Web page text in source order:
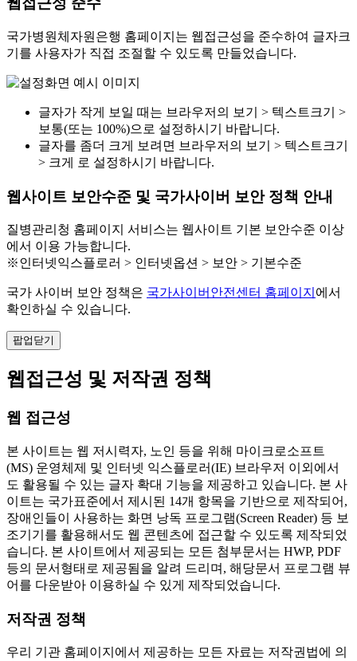
국가병원체자원은행 홈페이지는 웹접근성을 준수하여 글자크
기를 사용자가 직접 조절할 수 있도록 만들었습니다.
글자가 작게 보일 때는 브라우저의 보기 > 텍스트크기 >
보통(또는 100%)으로 설정하시기 바랍니다.
글자를 좀더 크게 보려면 브라우저의 보기 > 텍스트크기
> 크게 로 설정하시기 바랍니다.
웹사이트 보안수준 및 국가사이버 보안 정책 안내
질병관리청 홈페이지 서비스는 웹사이트 기본 보안수준 이상
에서 이용 가능합니다.
※인터넷익스플로러 > 인터넷옵션 > 보안 > 기본수준
국가 사이버 보안 정책은 국가사이버안전센터 홈페이지 에서
확인하실 수 있습니다.
팝업닫기
웹접근성 및 저작권 정책
웹 접근성
본 사이트는 웹 저시력자, 노인 등을 위해 마이크로소프트
(MS) 운영체제 및 인터넷 익스플로러(IE) 브라우저 이외에서
도 활용될 수 있는 글자 확대 기능을 제공하고 있습니다. 본 사
이트는 국가표준에서 제시된 14개 항목을 기반으로 제작되어,
장애인들이 사용하는 화면 낭독 프로그램(Screen Reader) 등 보
조기기를 활용해서도 웹 콘텐츠에 접근할 수 있도록 제작되었
습니다. 본 사이트에서 제공되는 모든 첨부문서는 HWP, PDF
등의 문서형태로 제공됨을 알려 드리며, 해당문서 프로그램 뷰
어를 다운받아 이용하실 수 있게 제작되었습니다.
저작권 정책
우리 기관 홈페이지에서 제공하는 모든 자료는 저작권법에 의